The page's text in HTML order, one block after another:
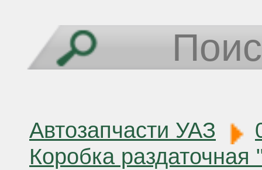
Автозапчасти УАЗ
Коробка раздаточная